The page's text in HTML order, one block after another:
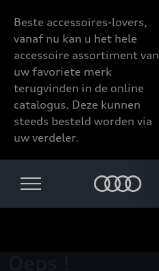
Beste accessoires-lovers,
vanaf nu kan u het hele
accessoire assortiment van
uw favoriete merk
terugvinden in de online
catalogus. Deze kunnen
steeds besteld worden via
uw verdeler.